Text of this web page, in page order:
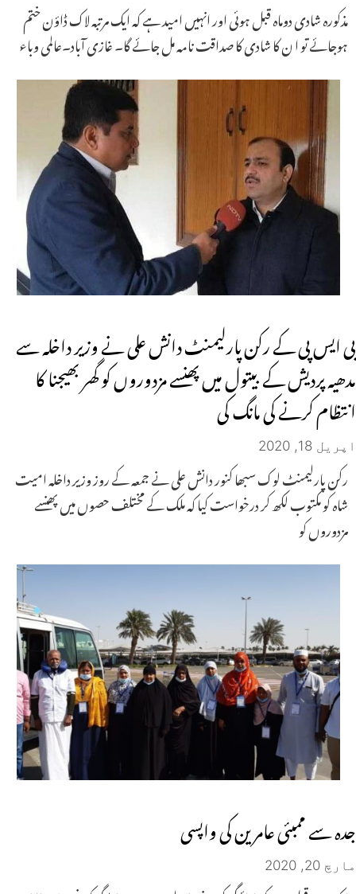
مذکورہ شادی دوماہ قبل ہوئی اور انہیں امید ہے کہ ایک مرتبہ لاک ڈاؤن ختم
ہوجائے تو ا ن کا شادی کا صداقت نامہ مل جائے گا۔ غازی آباد۔عالمی وباء
بی ایس پی کے رکن پارلیمنٹ دانش علی نے وزیر داخلہ سے
مدھیہ پردیش کے بیتول میں پھنسے مزدوروں کو گھر بھیجنا کا
انتظام کرنے کی مانگ کی
اپریل 18, 2020
رکن پارلیمنٹ لوک سبھا کنور دانش علی نے جمعہ کے روز وزیر داخلہ امیت
شاہ کو مکتوب لکھ کر درخواست کیا کہ ملک کے مختلف حصوں میں پھنسے
مزدوروں کو
جدہ سے ممبئی عامرین کی واپسی
مارچ 20, 2020